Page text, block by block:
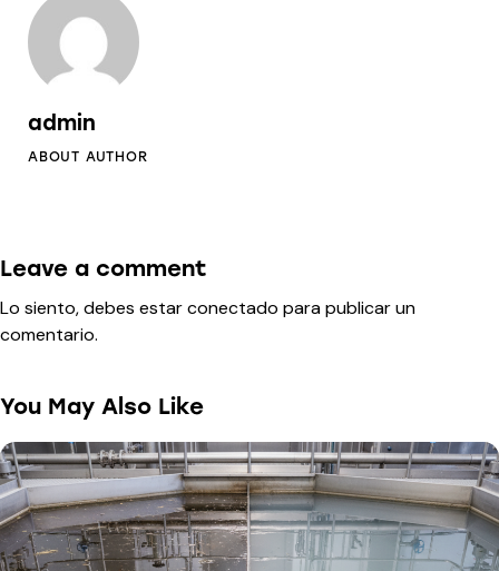
admin
ABOUT AUTHOR
Leave a comment
Lo siento, debes estarconectado para publicar un
comentario.
You May Also Like